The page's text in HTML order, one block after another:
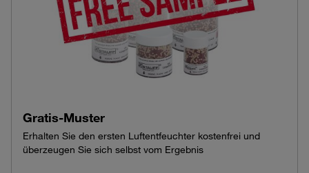
Gratis-Muster
Erhalten Sie den ersten Luftentfeuchter kostenfrei und
überzeugen Sie sich selbst vom Ergebnis